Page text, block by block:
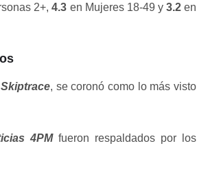
2+,4.3 en Mujeres 18-49 y 3.2en
Skiptrace, se coronó como lo más visto
4PMfueron respaldados por los